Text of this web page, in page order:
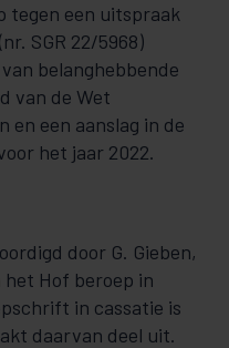
tegen een uitspraak
SGR 22/5968)
belanghebbende
van de Wet
en een aanslag in de
het jaar 2022.
door G. Gieben,
Hof beroep in
in cassatie is
daarvan deel uit.